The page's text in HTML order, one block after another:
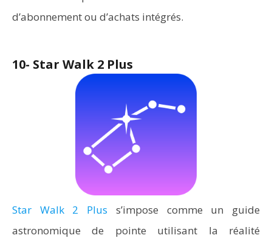
d’abonnement ou d’achats intégrés.
10- Star Walk 2 Plus
Star Walk 2 Plus s’impose comme un guide
astronomique de pointe utilisant la réalité